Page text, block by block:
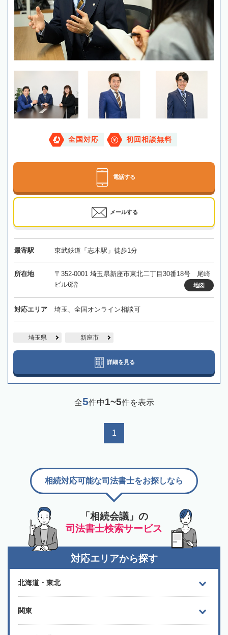
全国対応 初回相談無料
電話する
メールする
最寄駅 東武鉄道「志木駅」徒歩1分
所在地
〒352-0001 埼玉県新座市東北二丁目30番18号 尾崎
ビル6階
地図
対応エリア 埼玉、全国オンライン相談可
埼玉県 新座市
詳細を見る
全5件中1~5件を表示
1
「相続会議」の
司法書士検索サービス
相続対応可能な司法書士をお探しなら
対応エリアから探す
北海道・東北
関東